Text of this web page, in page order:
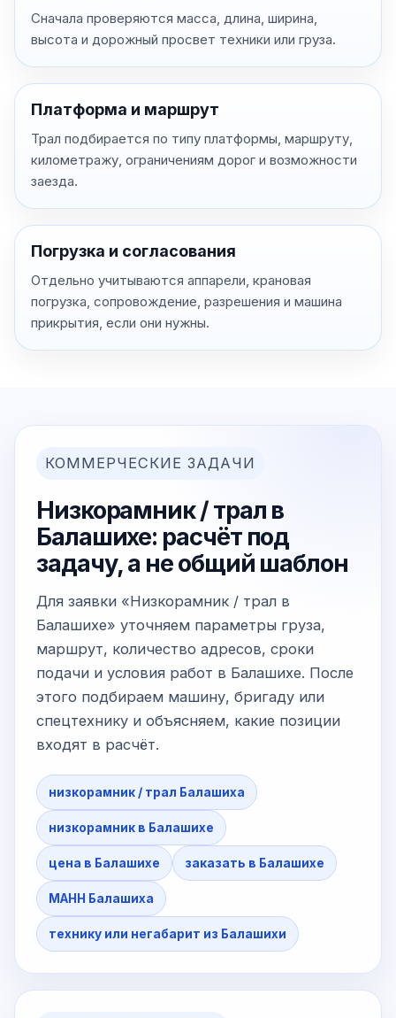
Сначала проверяются масса, длина, ширина,
высота и дорожный просвет техники или груза.
Платформа и маршрут
Трал подбирается по типу платформы, маршруту,
километражу, ограничениям дорог и возможности
заезда.
Погрузка и согласования
Отдельно учитываются аппарели, крановая
погрузка, сопровождение, разрешения и машина
прикрытия, если они нужны.
КОММЕРЧЕСКИЕ ЗАДАЧИ
Низкорамник / трал в
Балашихе: расчёт под
задачу, а не общий шаблон
Для заявки «Низкорамник / трал в
Балашихе» уточняем параметры груза,
маршрут, количество адресов, сроки
подачи и условия работ в Балашихе. После
этого подбираем машину, бригаду или
спецтехнику и объясняем, какие позиции
входят в расчёт.
низкорамник / трал Балашиха
низкорамник в Балашихе
цена в Балашихе заказать в Балашихе
МАНН Балашиха
технику или негабарит из Балашихи